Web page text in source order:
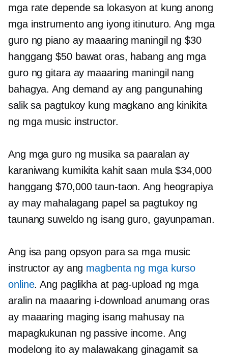
mga rate depende sa lokasyon at kung anong
mga instrumento ang iyong itinuturo. Ang mga
guro ng piano ay maaaring maningil ng $30
hanggang $50 bawat oras, habang ang mga
guro ng gitara ay maaaring maningil nang
bahagya. Ang demand ay ang pangunahing
salik sa pagtukoy kung magkano ang kinikita
ng mga music instructor.
Ang mga guro ng musika sa paaralan ay
karaniwang kumikita kahit saan mula $34,000
hanggang $70,000 taun-taon. Ang heograpiya
ay may mahalagang papel sa pagtukoy ng
taunang suweldo ng isang guro, gayunpaman.
Ang isa pang opsyon para sa mga music
instructor ay ang magbenta ng mga kurso
online. Ang paglikha at pag-upload ng mga
aralin na maaaring i-download anumang oras
ay maaaring maging isang mahusay na
mapagkukunan ng passive income. Ang
modelong ito ay malawakang ginagamit sa